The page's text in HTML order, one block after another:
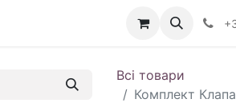
Всі товари
Комплект